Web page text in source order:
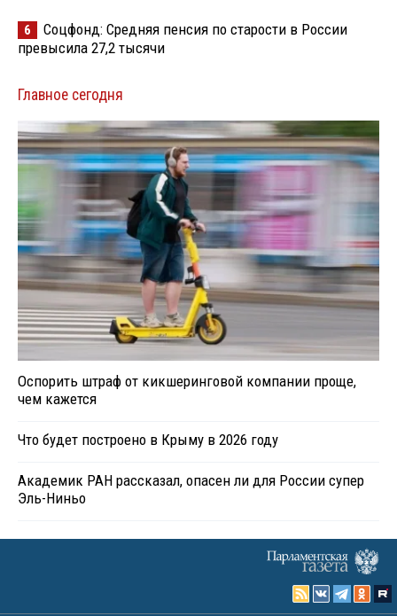
6
Соцфонд: Средняя пенсия по старости в России
превысила 27,2 тысячи
Главное сегодня
Оспорить штраф от кикшеринговой компании проще,
чем кажется
Что будет построено в Крыму в 2026 году
Академик РАН рассказал, опасен ли для России супер
Эль-Ниньо